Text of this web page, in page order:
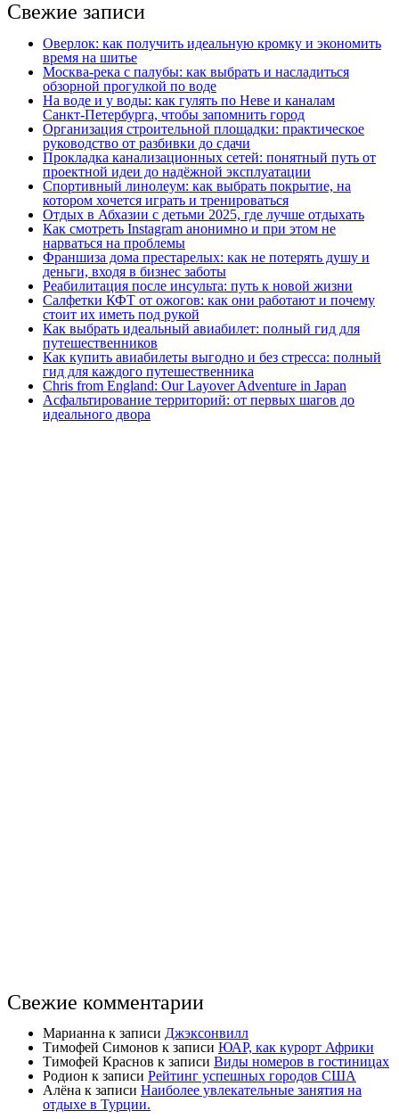
Свежие записи
Оверлок: как получить идеальную кромку и экономить
время на шитье
Москва‑река с палубы: как выбрать и насладиться
обзорной прогулкой по воде
На воде и у воды: как гулять по Неве и каналам
Санкт‑Петербурга, чтобы запомнить город
Организация строительной площадки: практическое
руководство от разбивки до сдачи
Прокладка канализационных сетей: понятный путь от
проектной идеи до надёжной эксплуатации
Спортивный линолеум: как выбрать покрытие, на
котором хочется играть и тренироваться
Отдых в Абхазии с детьми 2025, где лучше отдыхать
Как смотреть Instagram анонимно и при этом не
нарваться на проблемы
Франшиза дома престарелых: как не потерять душу и
деньги, входя в бизнес заботы
Реабилитация после инсульта: путь к новой жизни
Салфетки КФТ от ожогов: как они работают и почему
стоит их иметь под рукой
Как выбрать идеальный авиабилет: полный гид для
путешественников
Как купить авиабилеты выгодно и без стресса: полный
гид для каждого путешественника
Chris from England: Our Layover Adventure in Japan
Асфальтирование территорий: от первых шагов до
идеального двора
Свежие комментарии
Марианна к записи Джэксонвилл
Тимофей Симонов к записи ЮАР, как курорт Африки
Тимофей Краснов к записи Виды номеров в гостиницах
Родион к записи Рейтинг успешных городов США
Алёна к записи Наиболее увлекательные занятия на
отдыхе в Турции.